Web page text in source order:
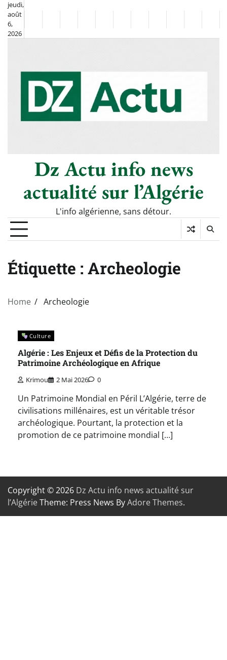
Skip
content
jeudi,
août
6,
2026
FlashSportclasséDiasporaChronique
–
Le
Thé
SociétéCultureMondeÉconomie
Tech
Dz Actu info news
actualité sur l’Algérie
L'info algérienne, sans détour.
Étiquette : Archeologie
Home Archeologie
Culture
Algérie : Les Enjeux et Défis de la Protection du
Patrimoine Archéologique en Afrique
Krimou 2 Mai 2026 0
Un Patrimoine Mondial en Péril L’Algérie, terre de
civilisations millénaires, est un véritable trésor
archéologique. Pourtant, la protection et la
promotion de ce patrimoine mondial […]
Copyright © 2026 Dz Actu info news actualité sur
l’AlgérieTheme: Press News ByAdore Themes.